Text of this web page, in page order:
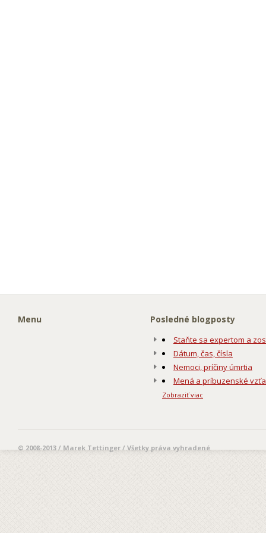
Menu Posledné blogposty
Staňte sa expertom a
Dátum, čas, čísla
Nemoci, príčiny úmrtia
Mená a príbuzenské
Zobraziť viac
© 2008-2013 / Marek Tettinger / Všetky práva vyhradené